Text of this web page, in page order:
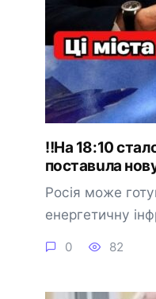
‼️Ha 18:10
пocтaвuлa
Росія може
енергетичну
0 82